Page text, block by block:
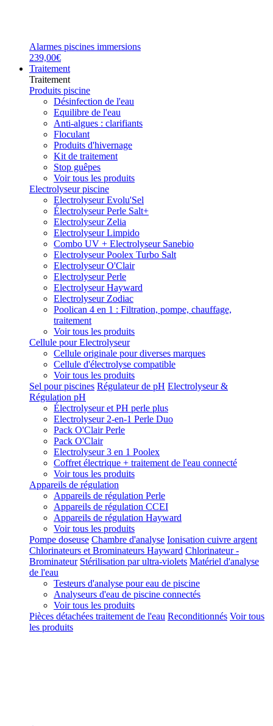
Alarmes piscines immersions
239,00€
Traitement
Traitement
Produits piscine
Désinfection de l'eau
Equilibre de l'eau
Anti-algues : clarifiants
Floculant
Produits d'hivernage
Kit de traitement
Stop guêpes
Voir tous les produits
Electrolyseur piscine
Electrolyseur Evolu'Sel
Électrolyseur Perle Salt+
Electrolyseur Zelia
Electrolyseur Limpido
Combo UV + Electrolyseur Sanebio
Electrolyseur Poolex Turbo Salt
Electrolyseur O'Clair
Electrolyseur Perle
Electrolyseur Hayward
Electrolyseur Zodiac
Poolican 4 en 1 : Filtration, pompe, chauffage,
traitement
Voir tous les produits
Cellule pour Electrolyseur
Cellule originale pour diverses marques
Cellule d'électrolyse compatible
Voir tous les produits
Sel pour piscines Régulateur de pH Electrolyseur &
Régulation pH
Électrolyseur et PH perle plus
Electrolyseur 2-en-1 Perle Duo
Pack O'Clair Perle
Pack O'Clair
Electrolyseur 3 en 1 Poolex
Coffret électrique + traitement de l'eau connecté
Voir tous les produits
Appareils de régulation
Appareils de régulation Perle
Appareils de régulation CCEI
Appareils de régulation Hayward
Voir tous les produits
Pompe doseuse Chambre d'analyse Ionisation cuivre argent
Chlorinateurs et Brominateurs Hayward Chlorinateur -
Brominateur Stérilisation par ultra-violets Matériel d'analyse
de l'eau
Testeurs d'analyse pour eau de piscine
Analyseurs d'eau de piscine connectés
Voir tous les produits
Pièces détachées traitement de l'eau Reconditionnés Voir tous
les produits